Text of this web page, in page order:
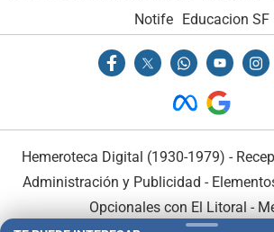
Notife Educacion SF
Hemeroteca Digital (1930-1979) -
Administración y Publicidad -
Opcionales con El Litoral -